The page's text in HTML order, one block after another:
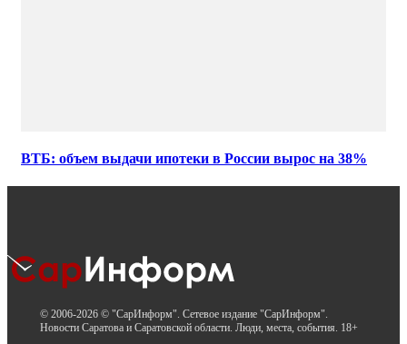
ВТБ: объем выдачи ипотеки в России вырос на 38%
© 2006-2026 © "СарИнформ". Сетевое издание "СарИнформ".
Новости Саратова и Саратовской области. Люди, места, события. 18+